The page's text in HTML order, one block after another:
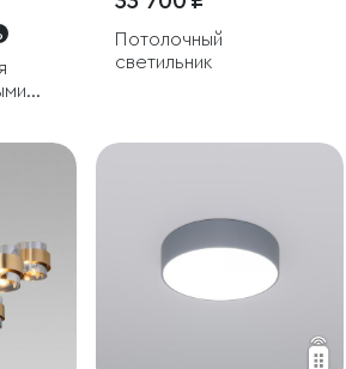
Потолочный
светильник